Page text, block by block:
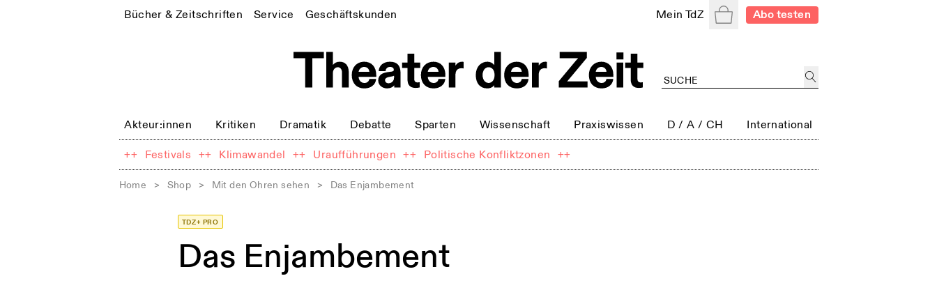
Bücher & Zeitschriften Service Geschäftskunden Mein TdZ WarenkorbAbo testen
Akteur:innen Kritiken Dramatik Debatte Sparten Wissenschaft Praxiswissen D / A / CH International
++ Festivals ++ Klimawandel ++ Uraufführungen ++ Politische Konfliktzonen ++
Home > Shop > Mit den Ohren sehen > Das Enjambement
TDZ+ PRO
Das Enjambement